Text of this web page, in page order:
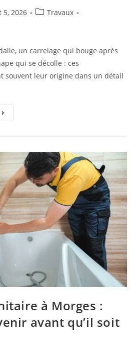
5, 2026
Travaux
un carrelage qui bouge après
qui se décolle : ces
souvent leur origine dans un détail
à Morges :
avant qu’il soit